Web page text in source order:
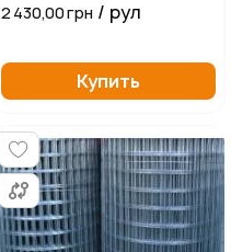
2 430,00 грн / рул
Купить